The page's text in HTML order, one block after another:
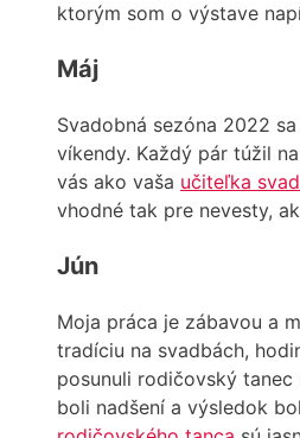
ktorým som o výstave
Máj
Svadobná sezóna 2022
víkendy. Každý pár túžil
vás ako vaša učiteľka
vhodné tak pre nevesty,
Jún
Moja práca je zábavou a
tradíciu na svadbách,
posunuli rodičovský
boli nadšení a výsledok